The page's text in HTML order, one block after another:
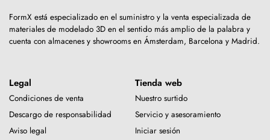
FormX está especializado en el suministro y la venta especializada de
materiales de modelado 3D en el sentido más amplio de la palabra y
cuenta con almacenes y showrooms en Ámsterdam, Barcelona y Madrid.
Legal
Condiciones de venta
Descargo de responsabilidad
Aviso legal
Tienda web
Nuestro surtido
Servicio y asesoramiento
Iniciar sesión